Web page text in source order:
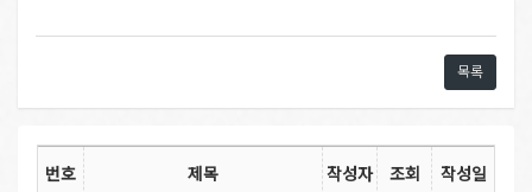
목록
번호 제목 작성자 조회 작성일